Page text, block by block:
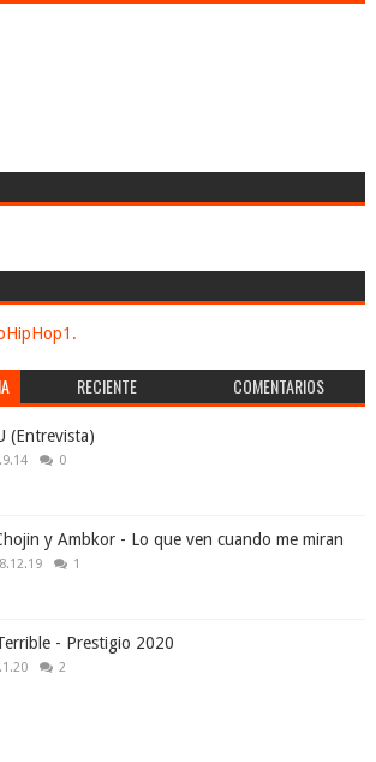
RECIENTE COMENTARIOS
(Entrevista)
0
y Ambkor - Lo que ven cuando me miran
1
- Prestigio 2020
2